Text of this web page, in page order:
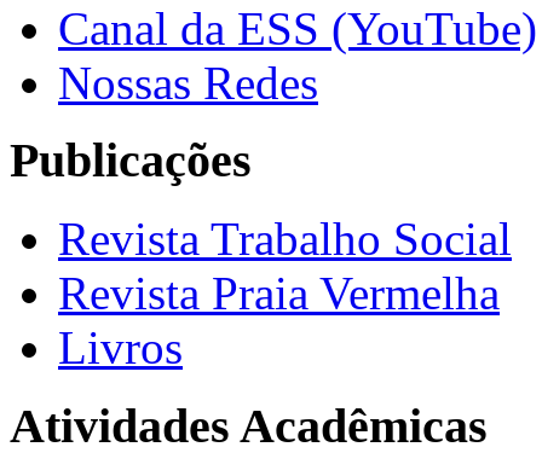
Canal da ESS (YouTube)
Nossas Redes
Publicações
Revista Trabalho Social
Revista Praia Vermelha
Livros
Atividades Acadêmicas